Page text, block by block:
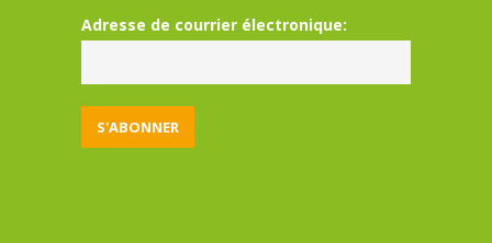
Adresse de courrier électronique: